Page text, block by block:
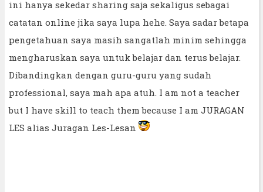
ini hanya sekedar sharing saja sekaligus sebagai
catatan online jika saya lupa hehe. Saya sadar betapa
pengetahuan saya masih sangatlah minim sehingga
mengharuskan saya untuk belajar dan terus belajar.
Dibandingkan dengan guru-guru yang sudah
professional, saya mah apa atuh. I am not a teacher
but I have skill to teach them because I am JURAGAN
LES alias Juragan Les-Lesan